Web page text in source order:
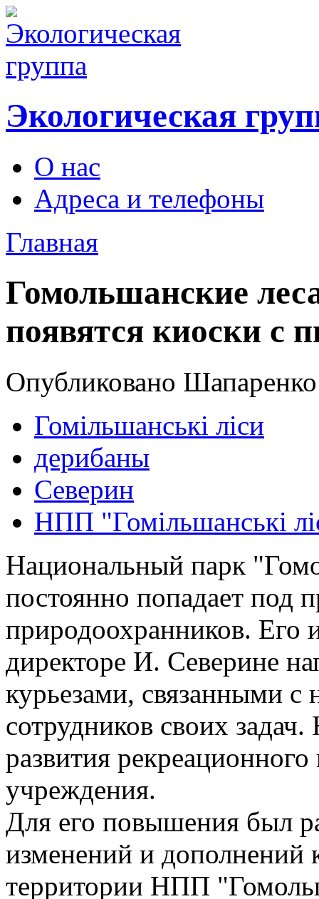
Экологическая
О нас
Адреса и телефоны
Главная
Гомольшанские
появятся киоски с
Опубликовано
Гомільшанські ліси
дерибаны
Северин
НПП "Гомільшанські
Национальный парк
постоянно попадает под
природоохранников.
директоре И. Северине
курьезами, связанными
сотрудников своих
развития рекреационного
учреждения.
Для его повышения был
изменений и дополнений
территории НПП